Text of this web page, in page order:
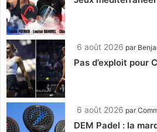
6 août 2026 par
Pas d’exploit pour
6 août 2026 par
DEM Padel : la